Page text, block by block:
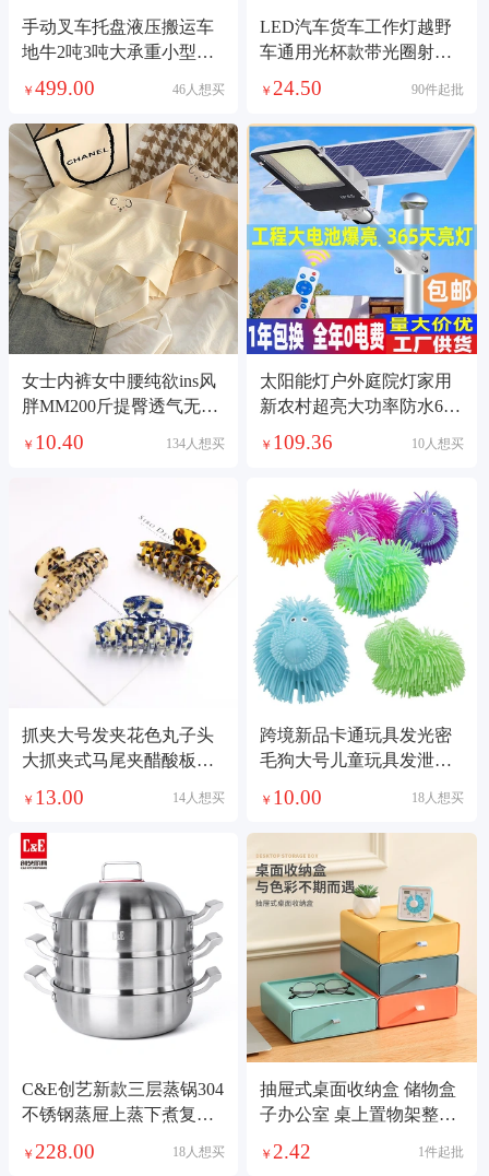
手动叉车托盘液压搬运车
地牛2吨3吨大承重小型液
压装卸车现货直发
￥ 499.00 46人想买
LED汽车货车工作灯越野
车通用光杯款带光圈射灯
摩托车超亮前照灯
￥24.50 90件起批
女士内裤女中腰纯欲ins风
胖MM200斤提臀透气无痕
日系可爱三角裤头
￥ 10.40 134人想买
太阳能灯户外庭院灯家用
新农村超亮大功率防水6米
工程款照明路灯8
￥ 109.36 10人想买
抓夹大号发夹花色丸子头
大抓夹式马尾夹醋酸板材
￥ 13.00 14人想买
跨境新品卡通玩具发光密
毛狗大号儿童玩具发泄毛
￥ 10.00 18人想买
C&E创艺新款三层蒸锅304
不锈钢蒸屉上蒸下煮复底
用品家用
￥ 228.00 18人想买
抽屉式桌面收纳盒 储物盒
子办公室 桌上置物架整理
￥ 2.42 1件起批